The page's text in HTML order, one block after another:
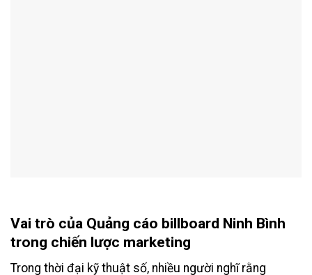
Vai trò của Quảng cáo billboard Ninh Bình
trong chiến lược marketing
Trong thời đại kỹ thuật số, nhiều người nghĩ rằng